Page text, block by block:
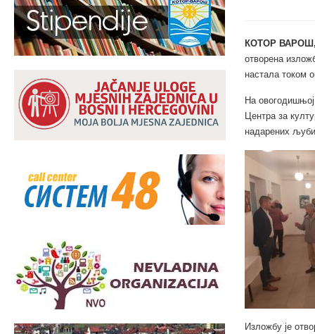
КОТОР
отворена
настала током
На
Центра за
надарених
Изложбу је